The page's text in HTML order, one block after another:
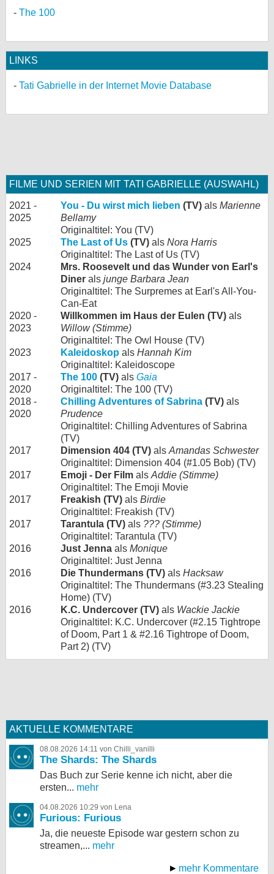
The 100
LINKS
Tati Gabrielle in der Internet Movie Database
FILME UND SERIEN MIT TATI GABRIELLE (AUSWAHL)
2021 -
2025
You - Du wirst mich lieben (TV) als Marienne
Bellamy
Originaltitel: You (TV)
2025
The Last of Us (TV) als Nora Harris
Originaltitel: The Last of Us (TV)
2024
Mrs. Roosevelt und das Wunder von Earl's
Diner als junge Barbara Jean
Originaltitel: The Surpremes at Earl's All-You-
Can-Eat
2020 -
2023
Willkommen im Haus der Eulen (TV) als
Willow (Stimme)
Originaltitel: The Owl House (TV)
2023
Kaleidoskop als Hannah Kim
Originaltitel: Kaleidoscope
2017 -
2020
The 100 (TV) als Gaia
Originaltitel: The 100 (TV)
2018 -
2020
Chilling Adventures of Sabrina (TV) als
Prudence
Originaltitel: Chilling Adventures of Sabrina
(TV)
2017
Dimension 404 (TV) als Amandas Schwester
Originaltitel: Dimension 404 (#1.05 Bob) (TV)
2017
Emoji - Der Film als Addie (Stimme)
Originaltitel: The Emoji Movie
2017
Freakish (TV) als Birdie
Originaltitel: Freakish (TV)
2017
Tarantula (TV) als ??? (Stimme)
Originaltitel: Tarantula (TV)
2016
Just Jenna als Monique
Originaltitel: Just Jenna
2016
Die Thundermans (TV) als Hacksaw
Originaltitel: The Thundermans (#3.23 Stealing
Home) (TV)
2016
K.C. Undercover (TV) als Wackie Jackie
Originaltitel: K.C. Undercover (#2.15 Tightrope
of Doom, Part 1 & #2.16 Tightrope of Doom,
Part 2) (TV)
AKTUELLE KOMMENTARE
08.08.2026 14:11 von Chilli_vanilli
The Shards: The Shards
Das Buch zur Serie kenne ich nicht, aber die
ersten... mehr
04.08.2026 10:29 von Lena
Furious: Furious
Ja, die neueste Episode war gestern schon zu
streamen,... mehr
mehr Kommentare